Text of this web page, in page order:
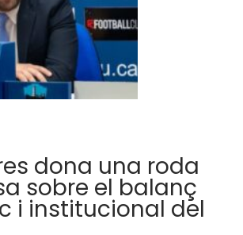
dona una roda
sobre el balanç
i institucional del